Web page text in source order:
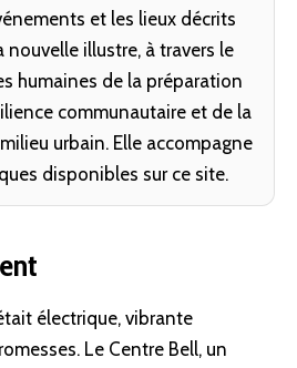
et les lieux décrits
nouvelle illustre, à travers le
humaines de la préparation
communautaire et de la
urbain. Elle accompagne
disponibles sur ce site.
électrique, vibrante
Le Centre Bell, un